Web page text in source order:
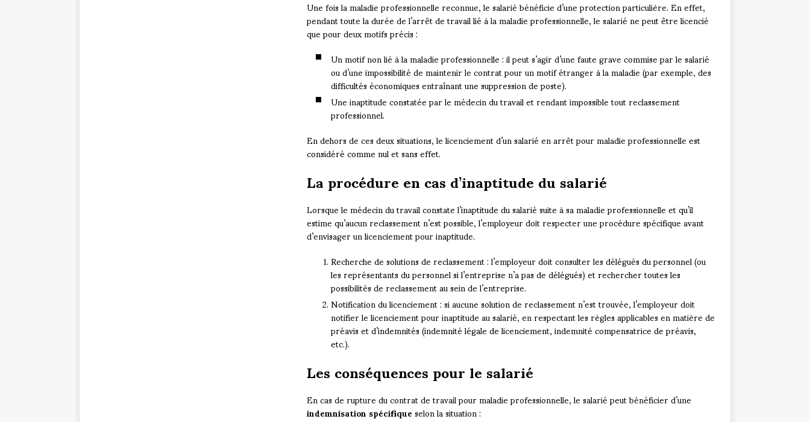
Une fois la maladie professionnelle reconnue, le salarié bénéficie d’une protection particulière. En effet,
pendant toute la durée de l’arrêt de travail lié à la maladie professionnelle, le salarié ne peut être licencié
que pour deux motifs précis :
Un motif non lié à la maladie professionnelle : il peut s’agir d’une faute grave commise par le salarié
ou d’une impossibilité de maintenir le contrat pour un motif étranger à la maladie (par exemple, des
difficultés économiques entraînant une suppression de poste).
Une inaptitude constatée par le médecin du travail et rendant impossible tout reclassement
professionnel.
En dehors de ces deux situations, le licenciement d’un salarié en arrêt pour maladie professionnelle est
considéré comme nul et sans effet.
La procédure en cas d’inaptitude du salarié
Lorsque le médecin du travail constate l’inaptitude du salarié suite à sa maladie professionnelle et qu’il
estime qu’aucun reclassement n’est possible, l’employeur doit respecter une procédure spécifique avant
d’envisager un licenciement pour inaptitude.
Recherche de solutions de reclassement : l’employeur doit consulter les délégués du personnel (ou
les représentants du personnel si l’entreprise n’a pas de délégués) et rechercher toutes les
possibilités de reclassement au sein de l’entreprise.
Notification du licenciement : si aucune solution de reclassement n’est trouvée, l’employeur doit
notifier le licenciement pour inaptitude au salarié, en respectant les règles applicables en matière de
préavis et d’indemnités (indemnité légale de licenciement, indemnité compensatrice de préavis,
etc.).
Les conséquences pour le salarié
En cas de rupture du contrat de travail pour maladie professionnelle, le salarié peut bénéficier d’une
indemnisation spécifiqueselon la situation :